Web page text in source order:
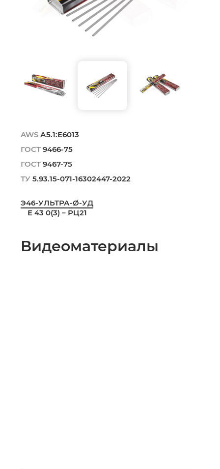
AWSА5.1:Е6013
ГОСТ 9466-75
ГОСТ 9467-75
ТУ 5.93.15-071-16302447-2022
Э46-УЛЬТРА-Ø-УД
Е 43 0(3) – РЦ21
Видеоматериалы